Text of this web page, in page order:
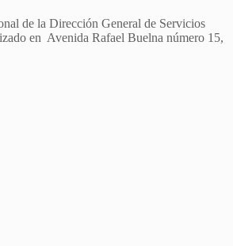
de la Dirección General de Servicios
en Avenida Rafael Buelna número 15,